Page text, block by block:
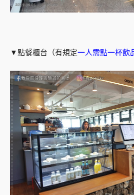
▼點餐櫃台（有規定一人需點一杯飲